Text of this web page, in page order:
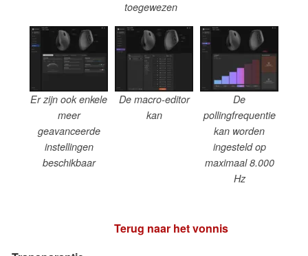
toegewezen
Er zijn ook enkele
meer
geavanceerde
instellingen
beschikbaar
De macro-editor
kan
De
pollingfrequentie
kan worden
ingesteld op
maximaal 8.000
Hz
Terug naar het vonnis